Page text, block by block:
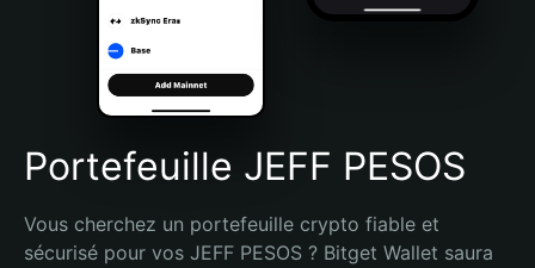
Português (Brasil)
Español (Argentina)
Portefeuille JEFF PESOS
Vous cherchez un portefeuille crypto fiable et
sécurisé pour vos JEFF PESOS ? Bitget Wallet saura